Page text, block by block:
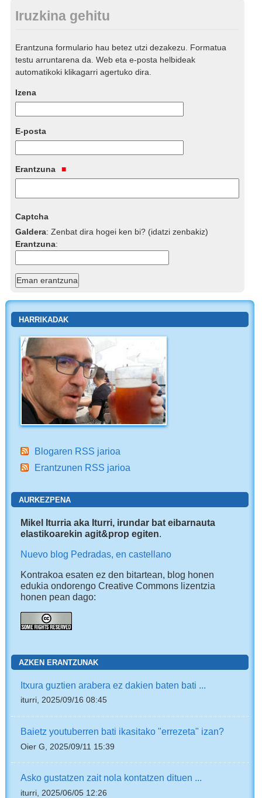
Iruzkina gehitu
Erantzuna formulario hau betez utzi dezakezu. Formatua
testu arruntarena da. Web eta e-posta helbideak
automatikoki klikagarri agertuko dira.
Izena
E-posta
Erantzuna
Captcha
Galdera:Zenbat dira hogei ken bi? (idatzi zenbakiz)
Erantzuna:
HARRIKADAK
Blogaren RSS jarioa
Erantzunen RSS jarioa
AURKEZPENA
Mikel Iturria aka Iturri, irundar bat eibarnauta
elastikoarekin agit&prop egiten
Nuevo blog Pedradas, en castellano
Kontrakoa esaten ez den bitartean, blog honen
edukia ondorengo Creative Commons lizentzia
honen pean dago:
AZKEN ERANTZUNAK
Itxura guztien arabera ez dakien baten bati ...
iturri, 2025/09/16 08:45
Baietz youtuberren bati ikasitako "errezeta" izan?
Oier G, 2025/09/11 15:39
Asko gustatzen zait nola kontatzen dituen ...
iturri, 2025/06/05 12:26